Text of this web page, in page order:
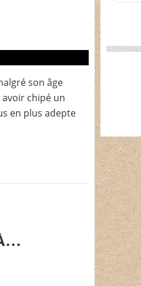
son âge
chipé un
en plus adepte